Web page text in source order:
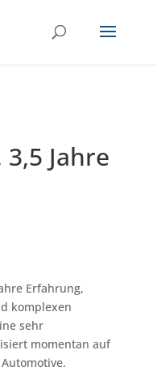
Jahre
Erfahrung,
komplexen
sehr
momentan auf